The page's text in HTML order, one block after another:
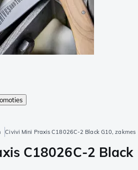
Civivi Mini Praxis C18026C-2 Black G10, zakmes
C18026C-2 Black